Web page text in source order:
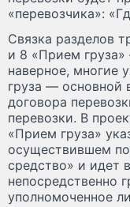
«перевозчика»:
Связка разделов
и 8 «Прием
наверное, многие
груза — основной
договора
перевозки. В
«Прием груза»
осуществившем
средство» и идет
непосредственно
уполномоченное